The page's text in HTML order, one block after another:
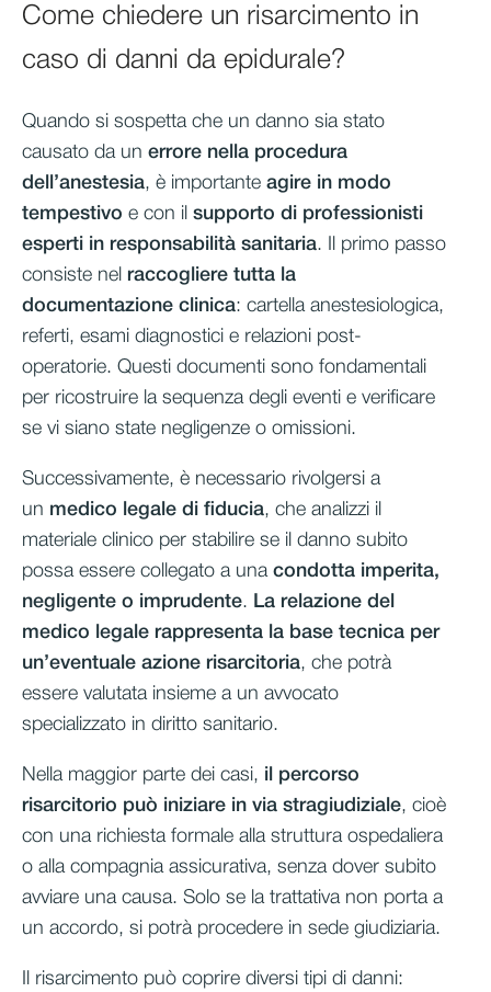
Come chiedere un risarcimento in
caso di danni da epidurale?
Quando si sospetta che un danno sia stato
causato da un errore nella procedura
dell’anestesia, è importante agire in modo
tempestivo e con il supporto di professionisti
esperti in responsabilità sanitaria. Il primo passo
consiste nel raccogliere tutta la
documentazione clinica: cartella anestesiologica,
referti, esami diagnostici e relazioni post-
operatorie. Questi documenti sono fondamentali
per ricostruire la sequenza degli eventi e verificare
se vi siano state negligenze o omissioni.
Successivamente, è necessario rivolgersi a
un medico legale di fiducia, che analizzi il
materiale clinico per stabilire se il danno subito
possa essere collegato a una condotta imperita,
negligente o imprudente. La relazione del
medico legale rappresenta la base tecnica per
un’eventuale azione risarcitoria, che potrà
essere valutata insieme a un avvocato
specializzato in diritto sanitario.
Nella maggior parte dei casi, il percorso
risarcitorio può iniziare in via stragiudiziale, cioè
con una richiesta formale alla struttura ospedaliera
o alla compagnia assicurativa, senza dover subito
avviare una causa. Solo se la trattativa non porta a
un accordo, si potrà procedere in sede giudiziaria.
Il risarcimento può coprire diversi tipi di danni: